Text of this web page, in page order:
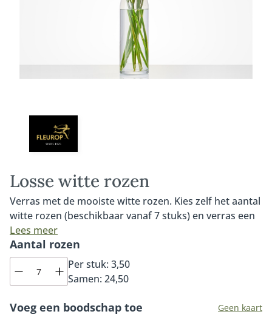
Losse witte rozen
Verras met de mooiste witte rozen. Kies zelf het aantal
witte rozen (beschikbaar vanaf 7 stuks) en verras een
dierbare met een prachtig witte rozen boeket. De
lokale Fleurop bloemist beschikt over de mooiste witte
Avalache rozen. Altijd dagvers en van de hoogste
kwaliteit. De witte Avalanche roos is één van de
mooiste rozen. Dankzij de grote rozenknop, de steel
van tenminste 60 centimeter en de pure en luxe
Lees meer
Aantal rozen
Per stuk: 3,50
Samen: 24,50
Voeg een boodschap toe Geen kaart